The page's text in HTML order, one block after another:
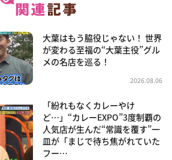
大葉はもう脇役じゃない！ 世界
が変わる至福の“大葉主役”グル
メの名店を巡る！
2026.08.06
「紛れもなくカレーやけ
ど…」“カレーEXPO”3度制覇の
人気店が生んだ“常識を覆す”一
皿が「まじで待ち焦がれていた
フー…